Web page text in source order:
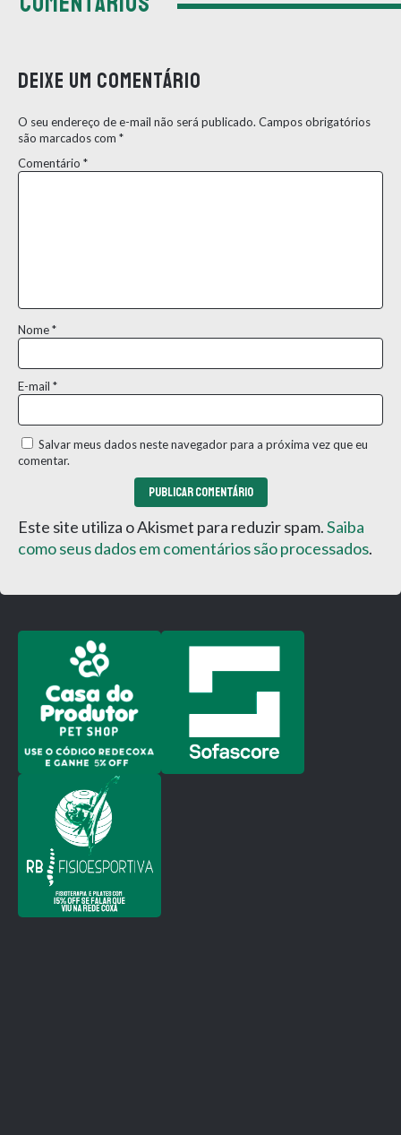
Deixe um comentário
O seu endereço de e-mail não será publicado. Campos obrigatórios
são marcados com *
Comentário *
Nome*
E-mail *
Salvar meus dados neste navegador para a próxima vez que eu
comentar.
Este site utiliza o Akismet para reduzir spam.Saiba
como seus dados em comentários são processados.